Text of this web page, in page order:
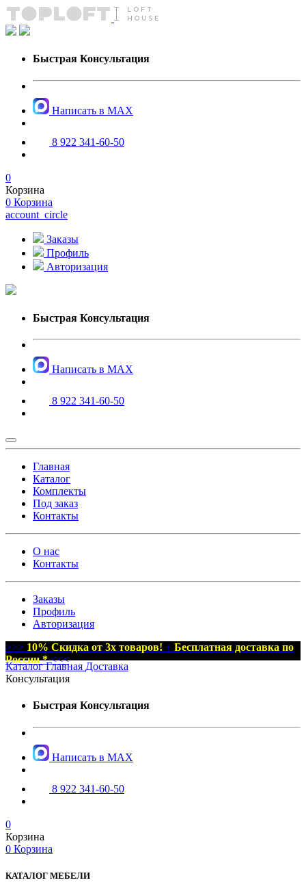
Быстрая Консультация
Написать в MAX
8 922 341-60-50
0
Корзина
0 Корзина
account_circle
Заказы
Профиль
Авторизация
Быстрая Консультация
Написать в MAX
8 922 341-60-50
Главная
Каталог
Комплекты
Под заказ
Контакты
О нас
Контакты
Заказы
Профиль
Авторизация
>>> 10% Скидка от 3х товаров! + Бесплатная доставка по
России *<<<
Каталог Главная Доставка
Консультация
Быстрая Консультация
Написать в MAX
8 922 341-60-50
0
Корзина
0 Корзина
КАТАЛОГ МЕБЕЛИ